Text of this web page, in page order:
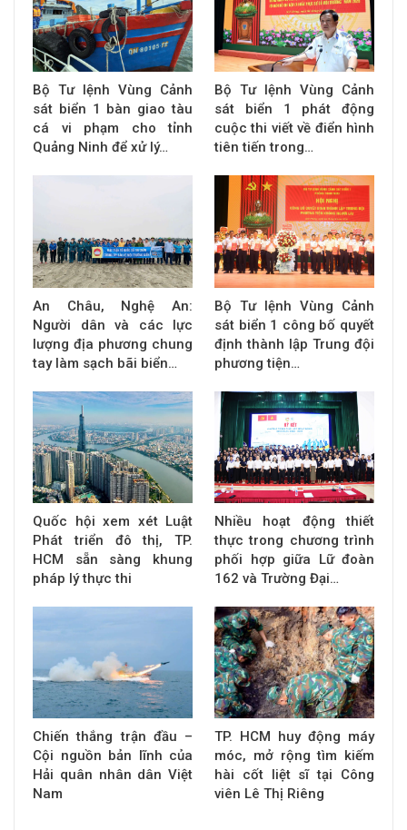
Bộ Tư lệnh Vùng Cảnh
sát biển 1 bàn giao tàu
cá vi phạm cho tỉnh
Quảng Ninh để xử lý…
Bộ Tư lệnh Vùng Cảnh
sát biển 1 phát động
cuộc thi viết về điển hình
tiên tiến trong…
An Châu, Nghệ An:
Người dân và các lực
lượng địa phương chung
tay làm sạch bãi biển…
Bộ Tư lệnh Vùng Cảnh
sát biển 1 công bố quyết
định thành lập Trung đội
phương tiện…
Quốc hội xem xét Luật
Phát triển đô thị, TP.
HCM sẵn sàng khung
pháp lý thực thi
Nhiều hoạt động thiết
thực trong chương trình
phối hợp giữa Lữ đoàn
162 và Trường Đại…
Chiến thắng trận đầu –
Cội nguồn bản lĩnh của
Hải quân nhân dân Việt
Nam
TP. HCM huy động máy
móc, mở rộng tìm kiếm
hài cốt liệt sĩ tại Công
viên Lê Thị Riêng